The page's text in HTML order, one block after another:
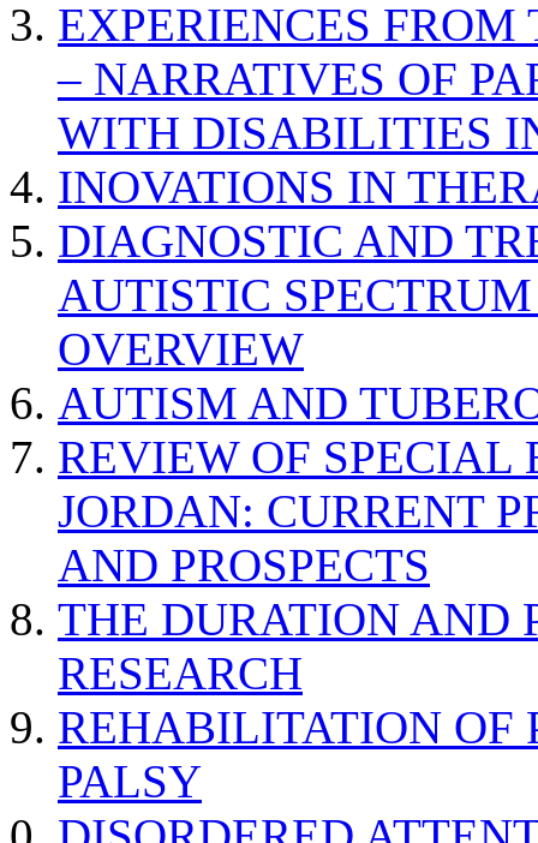
EXPERIENCES
– NARRATIVES OF
WITH DISABILITIES
INOVATIONS IN
DIAGNOSTIC AND
AUTISTIC
OVERVIEW
AUTISM AND
REVIEW OF SPECIAL
JORDAN: CURRENT
AND PROSPECTS
THE DURATION AND
RESEARCH
REHABILITATION OF
PALSY